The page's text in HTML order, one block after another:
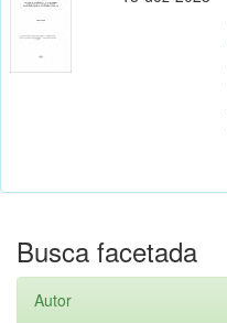
Busca facetada
Autor